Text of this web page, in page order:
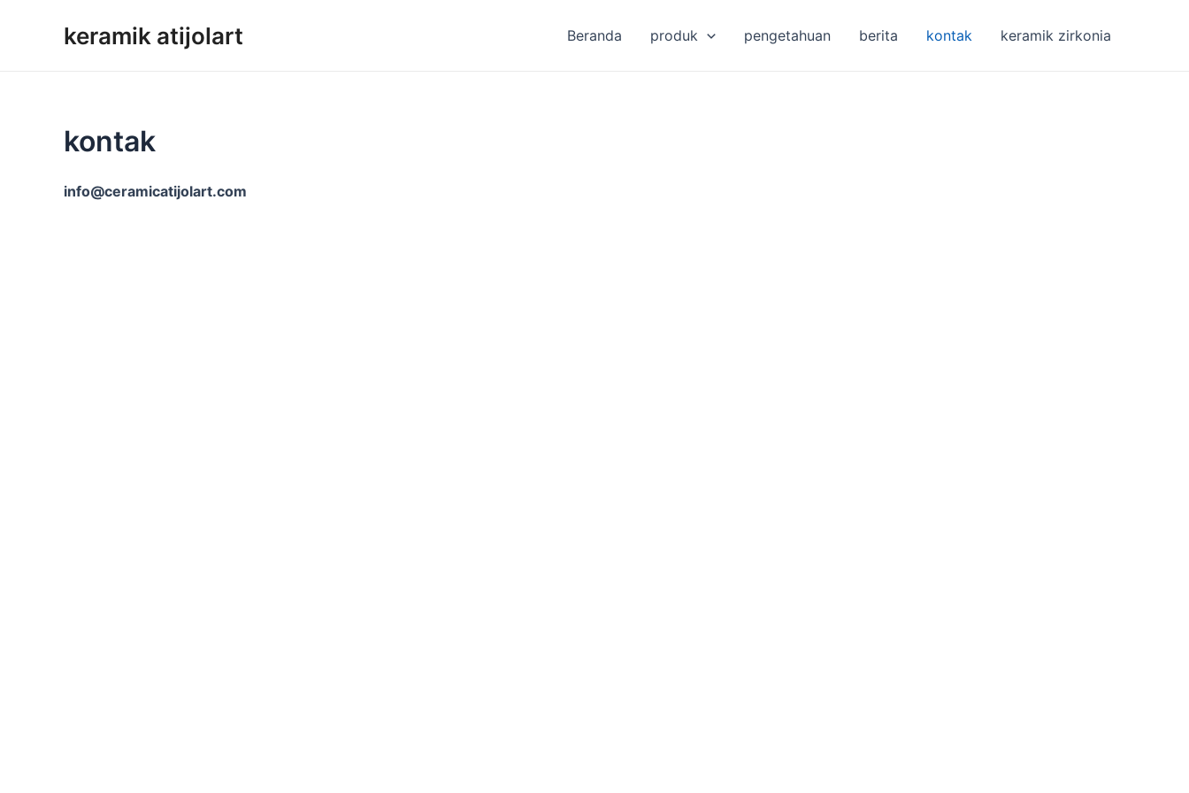
keramik atijolart Beranda produk pengetahuan berita kontak keramik zirkonia
kontak
info@ceramicatijolart.com